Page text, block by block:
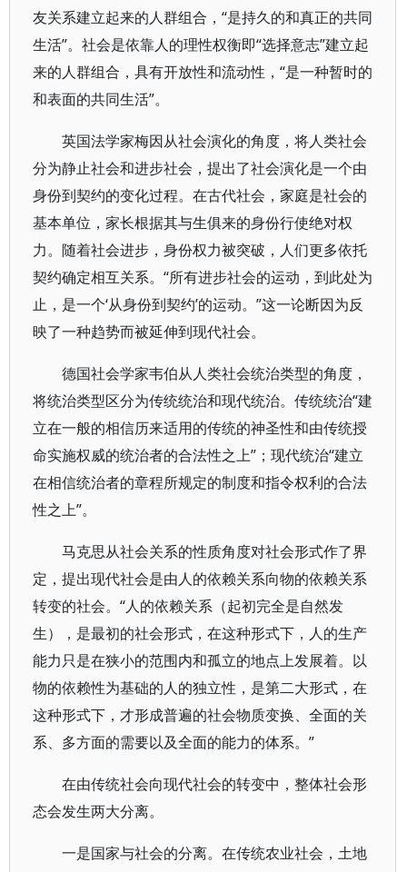
友关系建立起来的人群组合，“是持久的和真正的共同
生活”。社会是依靠人的理性权衡即“选择意志”建立起
来的人群组合，具有开放性和流动性，“是一种暂时的
和表面的共同生活”。
英国法学家梅因从社会演化的角度，将人类社会
分为静止社会和进步社会，提出了社会演化是一个由
身份到契约的变化过程。在古代社会，家庭是社会的
基本单位，家长根据其与生俱来的身份行使绝对权
力。随着社会进步，身份权力被突破，人们更多依托
契约确定相互关系。“所有进步社会的运动，到此处为
止，是一个‘从身份到契约’的运动。”这一论断因为反
映了一种趋势而被延伸到现代社会。
德国社会学家韦伯从人类社会统治类型的角度，
将统治类型区分为传统统治和现代统治。传统统治“建
立在一般的相信历来适用的传统的神圣性和由传统授
命实施权威的统治者的合法性之上”；现代统治“建立
在相信统治者的章程所规定的制度和指令权利的合法
性之上”。
马克思从社会关系的性质角度对社会形式作了界
定，提出现代社会是由人的依赖关系向物的依赖关系
转变的社会。“人的依赖关系（起初完全是自然发
生），是最初的社会形式，在这种形式下，人的生产
能力只是在狭小的范围内和孤立的地点上发展着。以
物的依赖性为基础的人的独立性，是第二大形式，在
这种形式下，才形成普遍的社会物质变换、全面的关
系、多方面的需要以及全面的能力的体系。”
在由传统社会向现代社会的转变中，整体社会形
态会发生两大分离。
一是国家与社会的分离。在传统农业社会，土地